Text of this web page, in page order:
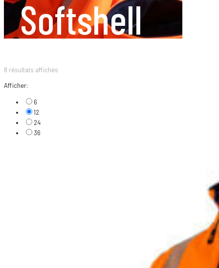
Softshell
8 résultats affichés
Afficher:
6
12
24
36